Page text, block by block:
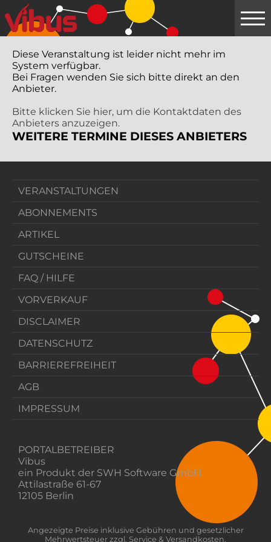
Springe
zum
Hauptinhalt
Diese Veranstaltung ist leider nicht mehr im
System verfügbar.
Bei Fragen wenden Sie sich bitte direkt an den
Anbieter.
Bitte klicken Sie hier, um die Kontaktdaten des
Anbieters anzuzeigen.
WEITERE TERMINE DIESES ANBIETERS
VERANSTALTUNGEN
ABONNEMENTS
ARTIKEL
GUTSCHEINE
FAQ / HILFE
VORVERKAUF
DISCLAIMER
DATENSCHUTZ
BARRIEREFREIHEIT
AGB
IMPRESSUM
PORTALBETREIBER
Vibus
ein Produkt der SWH Software GmbH
Attilastraße 61-67
12105 Berlin
Angezeigte Preise inklusive Gebühren und gesetzlicher
Mehrwertsteuer zzgl. Service & Versandkosten.